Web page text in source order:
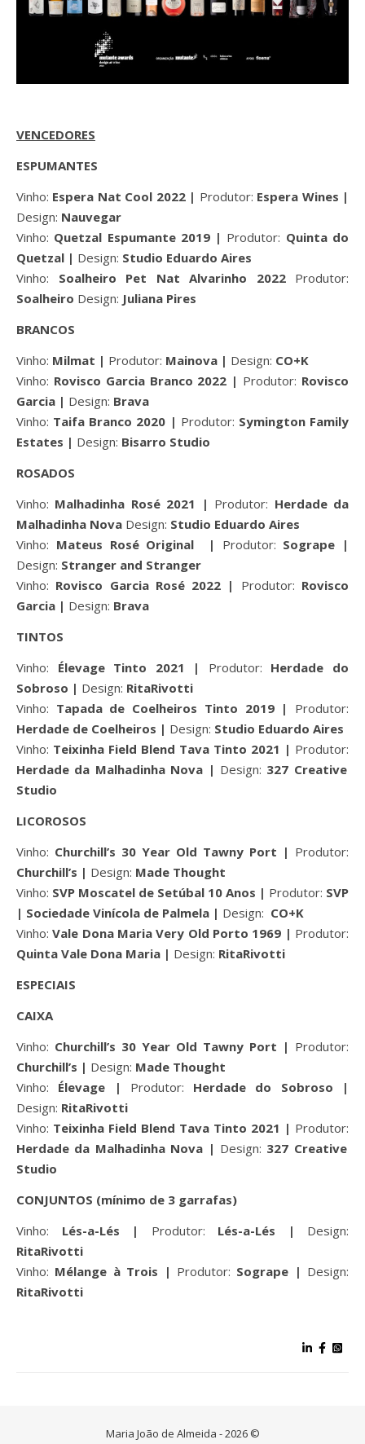
VENCEDORES
ESPUMANTES
Vinho: Espera Nat Cool 2022 | Produtor: Espera Wines |
Design: Nauvegar
Vinho: Quetzal Espumante 2019 | Produtor: Quinta do
Quetzal | Design: Studio Eduardo Aires
Vinho: Soalheiro Pet Nat Alvarinho 2022Produtor:
Soalheiro Design: Juliana Pires
BRANCOS
Vinho: Milmat | Produtor: Mainova | Design: CO+K
Vinho: Rovisco Garcia Branco 2022 | Produtor: Rovisco
Garcia | Design: Brava
Vinho: Taifa Branco 2020 | Produtor: Symington Family
Estates | Design: Bisarro Studio
ROSADOS
Vinho: Malhadinha Rosé 2021 | Produtor: Herdade da
Malhadinha Nova Design: Studio Eduardo Aires
Vinho: Mateus Rosé Original | Produtor: Sogrape |
Design: Stranger and Stranger
Vinho: Rovisco Garcia Rosé 2022 | Produtor: Rovisco
Garcia | Design: Brava
TINTOS
Vinho: Élevage Tinto 2021 | Produtor: Herdade do
Sobroso | Design: RitaRivotti
Vinho: Tapada de Coelheiros Tinto 2019 | Produtor:
Herdade de Coelheiros | Design: Studio Eduardo Aires
Vinho: Teixinha Field Blend Tava Tinto 2021 | Produtor:
Herdade da Malhadinha Nova | Design: 327 Creative
Studio
LICOROSOS
Vinho: Churchill’s 30 Year Old Tawny Port | Produtor:
Churchill’s | Design: Made Thought
Vinho: SVP Moscatel de Setúbal 10 Anos | Produtor: SVP
| Sociedade Vinícola de Palmela | Design: CO+K
Vinho: Vale Dona Maria Very Old Porto 1969 | Produtor:
Quinta Vale Dona Maria | Design: RitaRivotti
ESPECIAIS
CAIXA
Vinho: Churchill’s 30 Year Old Tawny Port | Produtor:
Churchill’s | Design: Made Thought
Vinho: Élevage | Produtor: Herdade do Sobroso |
Design: RitaRivotti
Vinho: Teixinha Field Blend Tava Tinto 2021 | Produtor:
Herdade da Malhadinha Nova | Design: 327 Creative
Studio
CONJUNTOS (mínimo de 3 garrafas)
Vinho: Lés-a-Lés | Produtor: Lés-a-Lés | Design:
RitaRivotti
Vinho: Mélange à Trois | Produtor: Sogrape | Design:
RitaRivotti
Maria João de Almeida - 2026 ©